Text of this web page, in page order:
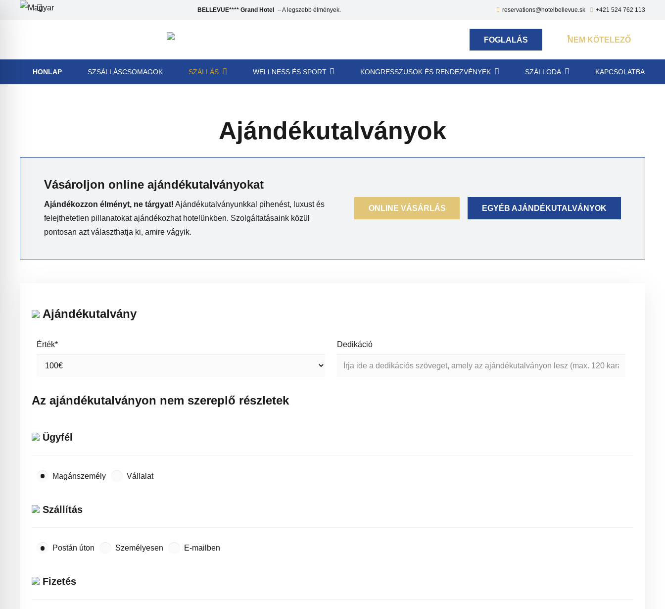
BELLEVUE**** Grand Hotel – A legszebb élmények. reservations@hotelbellevue.sk +421 524 762 113
FOGLALÁS NEM KÖTELEZŐ
HONLAP SZSÁLLÁSCSOMAGOK SZÁLLÁS WELLNESS ÉS SPORT KONGRESSZUSOK ÉS RENDEZVÉNYEK SZÁLLODA KAPCSOLATBA
Ajándékutalványok
Vásároljon online ajándékutalványokat
Ajándékozzon élményt, ne tárgyat! Ajándékutalványunkkal pihenést, luxust és
felejthetetlen pillanatokat ajándékozhat hotelünkben. Szolgáltatásaink közül
pontosan azt választhatja ki, amire vágyik.
ONLINE VÁSÁRLÁS EGYÉB AJÁNDÉKUTALVÁNYOK
Ajándékutalvány
Érték* Dedikáció
Az ajándékutalványon nem szereplő részletek
Ügyfél
Magánszemély Vállalat
Szállítás
Postán úton Személyesen E-mailben
Fizetés